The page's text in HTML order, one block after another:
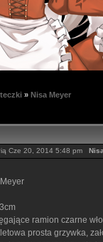
» Nisa Meyer
Cze 20, 2014 5:48 pm
Meyer
ramion czarne
prosta grzywka,